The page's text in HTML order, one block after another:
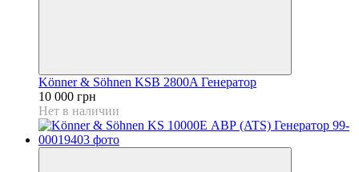
Könner & Söhnen KSB 2800A Генератор
10 000 грн
Нет в наличии